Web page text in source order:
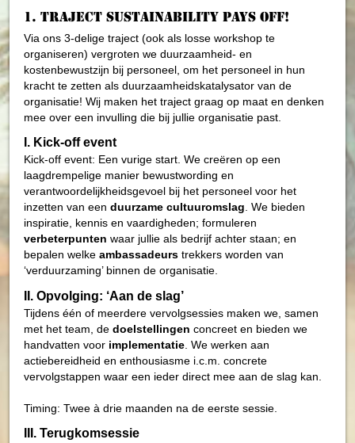
1. Traject sustainability pays off!
Via ons 3-delige traject (ook als losse workshop te
organiseren) vergroten we duurzaamheid- en
kostenbewustzijn bij personeel, om het personeel in hun
kracht te zetten als duurzaamheidskatalysator van de
organisatie! Wij maken het traject graag op maat en denken
mee over een invulling die bij jullie organisatie past.
I. Kick-off event
Kick-off event: Een vurige start. We creëren op een
laagdrempelige manier bewustwording en
verantwoordelijkheidsgevoel bij het personeel voor het
inzetten van een duurzame cultuuromslag. We bieden
inspiratie, kennis en vaardigheden; formuleren
verbeterpunten waar jullie als bedrijf achter staan; en
bepalen welke ambassadeurs trekkers worden van
‘verduurzaming’ binnen de organisatie.
II. Opvolging: ‘Aan de slag’
Tijdens één of meerdere vervolgsessies maken we, samen
met het team, de doelstellingen concreet en bieden we
handvatten voor implementatie . We werken aan
actiebereidheid en enthousiasme i.c.m. concrete
vervolgstappen waar een ieder direct mee aan de slag kan.
Timing: Twee à drie maanden na de eerste sessie.
III. Terugkomsessie